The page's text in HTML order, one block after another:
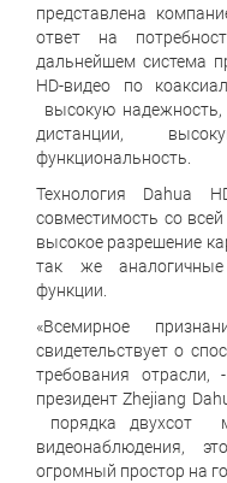
представлена
ответ на
дальнейшем система
HD-видео по
высокую
дистанции,
функциональность.
Технология Dahua
совместимость со
высокое разрешение
так же аналогичные
функции.
«Всемирное
свидетельствует о
требования
президент Zhejiang
порядка двухсот
видеонаблюдения,
огромный простор на